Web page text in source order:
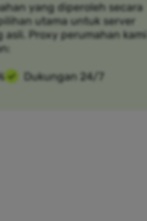
yang diperoleh secara
utama untuk server
Proxy perumahan kami
Dukungan 24/7